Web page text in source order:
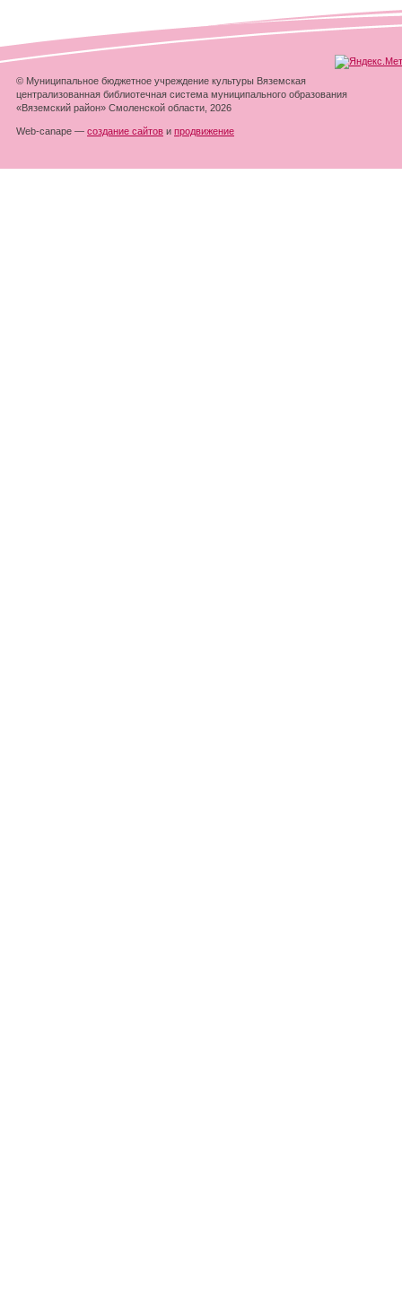
© Муниципальное бюджетное учреждение культуры Вяземская
централизованная библиотечная система муниципального образования
«Вяземский район» Смоленской области, 2026
Web-canape — создание сайтов и продвижение